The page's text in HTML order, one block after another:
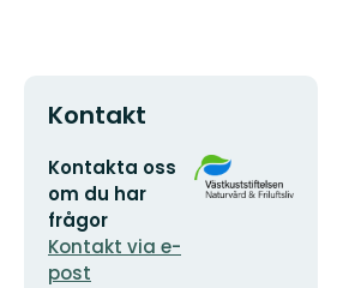
Kontakt
E-
postadress
Kontakta oss
om du har
frågor
Kontakt via e-
post
Organisationens
logotyp